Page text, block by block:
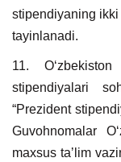
stipendiyaning ikki
tayinlanadi.
11.
stipendiyalari
“Prezident
Guvohnomalar
maxsus taʼlim